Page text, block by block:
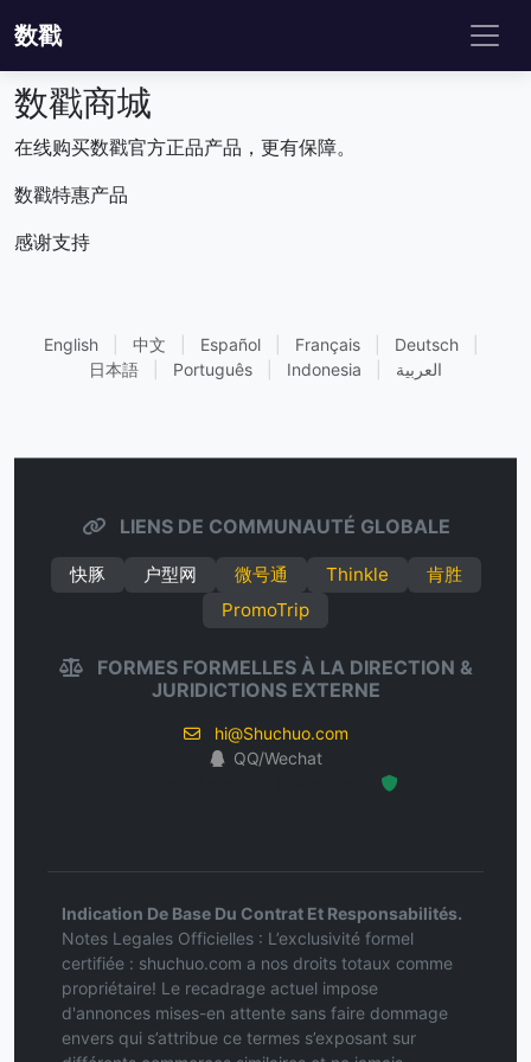
数戳
数戳商城
在线购买数戳官方正品产品，更有保障。
数戳特惠产品
感谢支持
English 中文 Español Français Deutsch
日本語
Português Indonesia العربية
LIENS DE COMMUNAUTÉ GLOBALE
快豚 户型网 微号通 Thinkle
肯胜
PromoTrip
FORMES FORMELLES À LA DIRECTION &
JURIDICTIONS EXTERNE
hi@Shuchuo.com
QQ/Wechat
Indication De Base Du Contrat Et Responsabilités.
Notes Legales Officielles : L’exclusivité formel
certifiée : shuchuo.com a nos droits totaux comme
propriétaire! Le recadrage actuel impose
d'annonces mises-en attente sans faire dommage
envers qui s’attribue ce termes s’exposant sur